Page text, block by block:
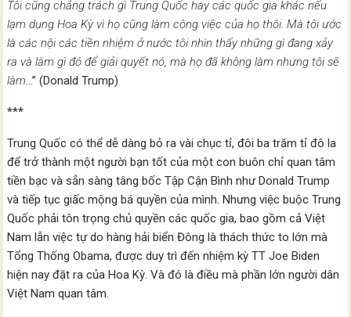
Tôi cũng chẳng trách gì Trung Quốc hay các quốc gia khác nếu
lạm dụng Hoa Kỳ vì họ cũng làm công việc của họ thôi. Mà tôi ước
là các nội các tiền nhiệm ở nước tôi nhìn thấy những gì đang xảy
ra và làm gì đó để giải quyết nó, mà họ đã không làm nhưng tôi sẽ
làm…” (Donald Trump)
***
Trung Quốc có thể dễ dàng bỏ ra vài chục tỉ, đôi ba trăm tỉ đô la
để trở thành một người bạn tốt của một con buôn chỉ quan tâm
tiền bạc và sẳn sàng tâng bốc Tập Cận Bình như Donald Trump
và tiếp tục giấc mộng bá quyền của mình. Nhưng việc buộc Trung
Quốc phải tôn trọng chủ quyền các quốc gia, bao gồm cả Việt
Nam lẫn việc tự do hàng hải biển Đông là thách thức to lớn mà
Tổng Thống Obama, được duy trì đến nhiệm kỳ TT Joe Biden
hiện nay đặt ra của Hoa Kỳ. Và đó là điều mà phần lớn người dân
Việt Nam quan tâm.